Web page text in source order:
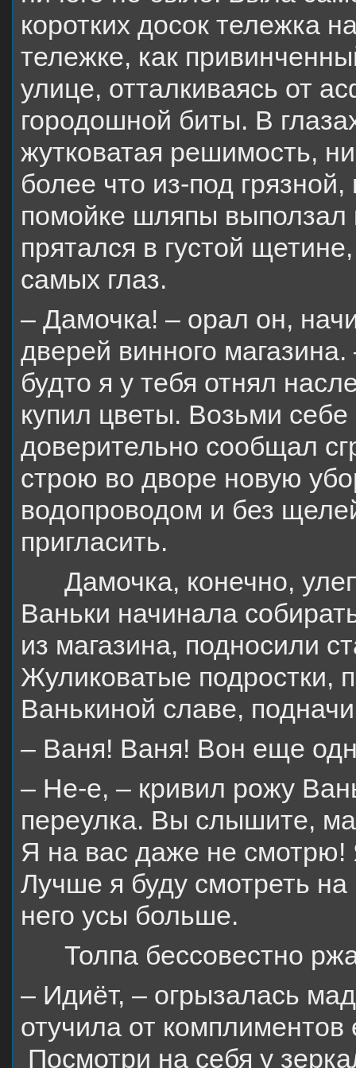
коротких досок тележка
тележке, как
улице, отталкиваясь от
городошной биты. В
жутковатая решимость,
более что из-под
помойке шляпы
прятался в густой
самых глаз.
– Дамочка! – орал он,
дверей винного
будто я у тебя отнял
купил цветы. Возьми
доверительно сообщал
строю во дворе новую
водопроводом и без
пригласить.
Дамочка, конечно,
Ваньки начинала
из магазина, подносили
Жуликоватые подростки,
Ванькиной славе,
– Ваня! Ваня! Вон еще
– Не-е, – кривил рожу
переулка. Вы слышите,
Я на вас даже не смотрю!
Лучше я буду смотреть
него усы больше.
Толпа бессовестно
– Идиёт, – огрызалась
отучила от
Посмотри на себя у